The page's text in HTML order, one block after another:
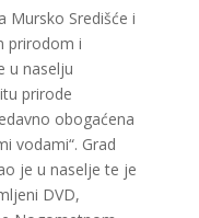
Mursko Središće i
prirodom i
u naselju
prirode
obogaćena
vodami“. Grad
je u naselje te je
DVD,